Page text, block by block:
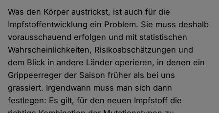
Was den Körper austrickst, ist auch für die
Impfstoffentwicklung ein Problem. Sie muss deshalb
vorausschauend erfolgen und mit statistischen
Wahrscheinlichkeiten, Risikoabschätzungen und
dem Blick in andere Länder operieren, in denen ein
Grippeerreger der Saison früher als bei uns
grassiert. Irgendwann muss man sich dann
festlegen: Es gilt, für den neuen Impfstoff die